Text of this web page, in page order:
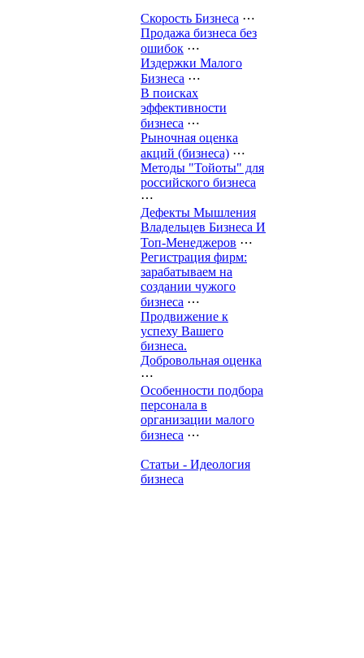
Скорость Бизнеса ⋯
Продажа бизнеса без
ошибок ⋯
Издержки Малого
Бизнеса ⋯
В поисках
эффективности
бизнеса ⋯
Рыночная оценка
акций (бизнеса) ⋯
Методы "Тойоты" для
российского бизнеса
⋯
Дефекты Мышления
Владельцев Бизнеса И
Топ-Менеджеров ⋯
Регистрация фирм:
зарабатываем на
создании чужого
бизнеса ⋯
Продвижение к
успеху Вашего
бизнеса.
Добровольная оценка
⋯
Особенности подбора
персонала в
организации малого
бизнеса ⋯
Статьи - Идеология
бизнеса